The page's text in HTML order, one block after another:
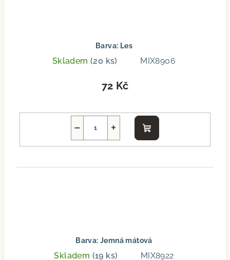
Barva: Les
Skladem(20 ks) MIX8906
72 Kč
+
−
Do
košíku
Barva: Jemná mátová
Skladem (19 ks) MIX8922